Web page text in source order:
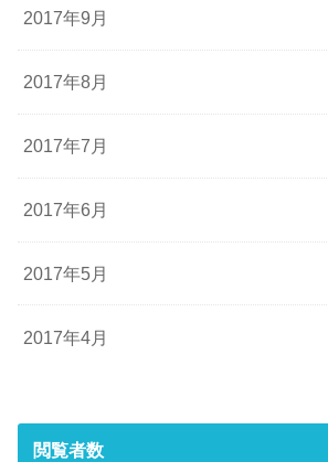
2017年9月
2017年8月
2017年7月
2017年6月
2017年5月
2017年4月
閲覧者数